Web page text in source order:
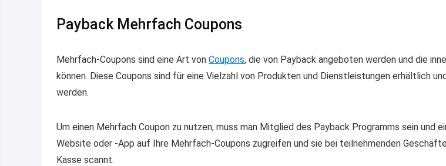
Payback Mehrfach Coupons
Mehrfach-Coupons sind eine Art von Coupons, die von Payback angeboten werden und die
können. Diese Coupons sind für eine Vielzahl von Produkten und Dienstleistungen erhältlich
werden.
Um einen Mehrfach Coupon zu nutzen, muss man Mitglied des Payback Programms sein und
Website oder -App auf Ihre Mehrfach-Coupons zugreifen und sie bei teilnehmenden
Kasse scannt.